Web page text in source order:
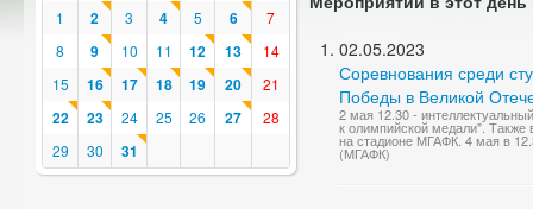
1 2 3 4 5 6
7
8
9 10 11 12 13
14
15
16 17 18 19 20 21
22 23 24 25 26 27
28
29
30 31
02.05.2023
Соревнования среди
Победы в Великой
2 мая 12.30 -
к олимпийской медали".
на стадионе МГАФК. 4 мая в
(МГАФК)